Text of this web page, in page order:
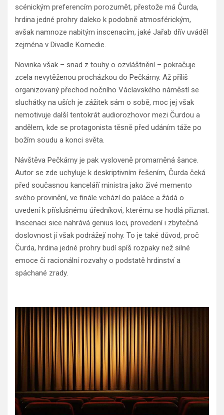
scénickým preferencím porozumět, přestože má Čurda,
hrdina jedné prohry daleko k podobně atmosférickým,
avšak namnoze nabitým inscenacím, jaké Jařab dřív uváděl
zejména v Divadle Komedie.
Novinka však – snad z touhy o ozvláštnění – pokračuje
zcela nevytěženou procházkou do Pečkárny. Až příliš
organizovaný přechod nočního Václavského náměstí se
sluchátky na uších je zážitek sám o sobě, moc jej však
nemotivuje další tentokrát audiorozhovor mezi Čurdou a
andělem, kde se protagonista těsně před udáním táže po
božím soudu a konci světa.
Návštěva Pečkárny je pak vysloveně promarněná šance.
Autor se zde uchyluje k deskriptivním řešením, Čurda čeká
před současnou kanceláří ministra jako živé memento
svého provinění, ve finále vchází do paláce a žádá o
uvedení k příslušnému úředníkovi, kterému se hodlá přiznat.
Inscenaci sice nahrává genius loci, provedení i zbytečná
doslovnost jí však podrážejí nohy. To je také důvod, proč
Čurda, hrdina jedné prohry budí spíš rozpaky než silné
emoce či racionální rozvahy o podstatě hrdinství a
spáchané zrady.